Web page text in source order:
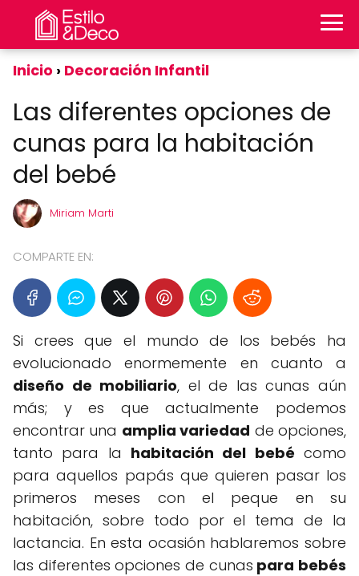
Inicio Decoración Infantil
Las diferentes opciones de
cunas para la habitación
del bebé
Miriam Marti
COMPARTE EN:
Si crees que el mundo de los bebés ha
evolucionado enormemente en cuanto a
diseño de mobiliario, el de las cunas aún
más; y es que actualmente podemos
encontrar una amplia variedad de opciones,
tanto para la habitación del bebé como
para aquellos papás que quieren pasar los
primeros meses con el peque en su
habitación, sobre todo por el tema de la
lactancia. En esta ocasión hablaremos sobre
las diferentes opciones de cunas para bebés